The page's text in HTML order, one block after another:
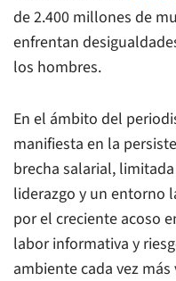
de 2.400 millones de
enfrentan
los hombres.
En el ámbito del
manifiesta en la
brecha salarial,
liderazgo y un entorno
por el creciente acoso
labor informativa y
ambiente cada vez